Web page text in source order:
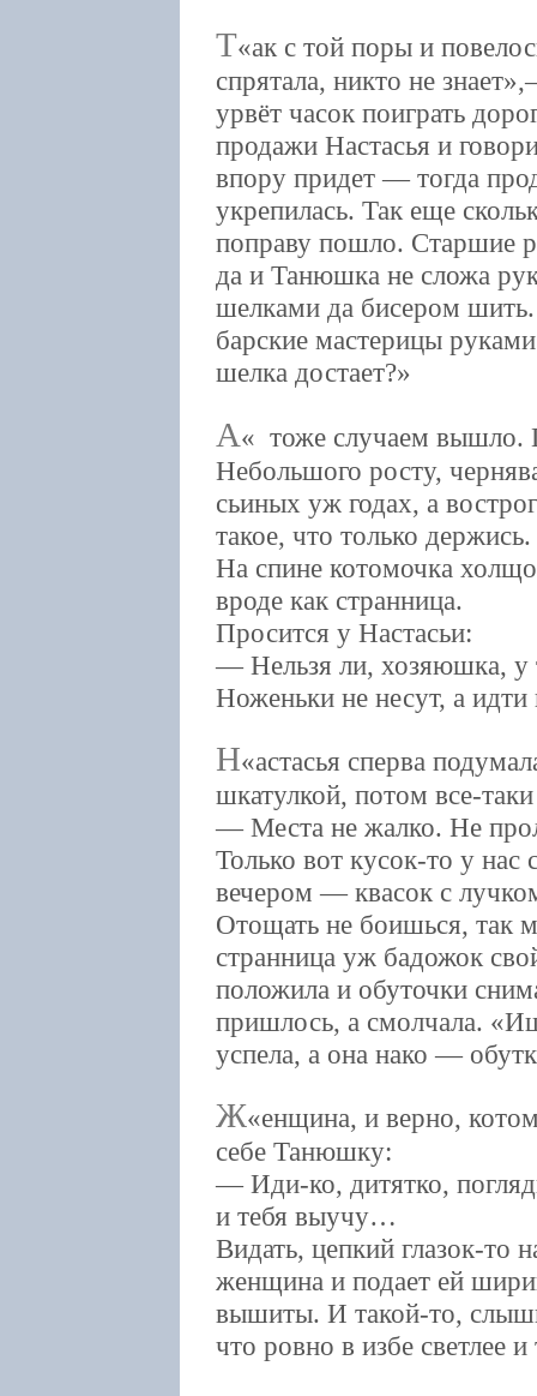
Т ак с той поры и
спрятала, никто не
урвёт часок поиграть
продажи Настасья и
впору придет — тогда
укрепилась. Так еще
поправу пошло. Старшие
да и Танюшка не сложа
шелками да бисером
барские мастерицы
шелка достает?
А
тоже случаем
Небольшого росту,
сьиных уж годах, а
такое, что только держись.
На спине котомочка
вроде как странница.
Просится у Настасьи:
— Нельзя ли, хозяюшка, у
Ноженьки не несут, а идти
Н астасья сперва
шкатулкой, потом все-
— Места не жалко. Не
Только вот кусок-то у
вечером — квасок с
Отощать не боишься, так
странница уж бадожок
положила и обуточки
пришлось, а смолчала.
успела, а она нако —
Ж енщина, и верно,
себе Танюшку:
— Иди-ко, дитятко,
и тебя выучу…
Видать, цепкий глазок-то
женщина и подает ей
вышиты. И такой-то,
что ровно в избе светлее и